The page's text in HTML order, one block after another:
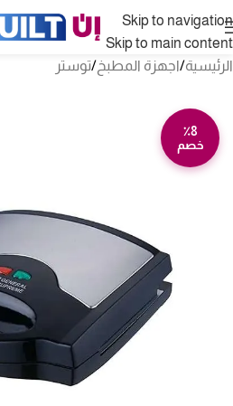
Skip to navigation
Skip to main content
الرئيسية/اجهزة المطبخ/توستر
٪8
خصم